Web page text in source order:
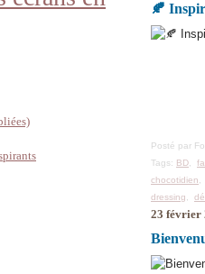
🍂
Posté par
Tags: BD ,
chocotidien
dressing ,
23 février